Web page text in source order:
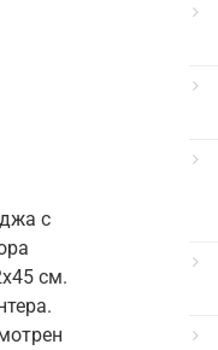
с
см.